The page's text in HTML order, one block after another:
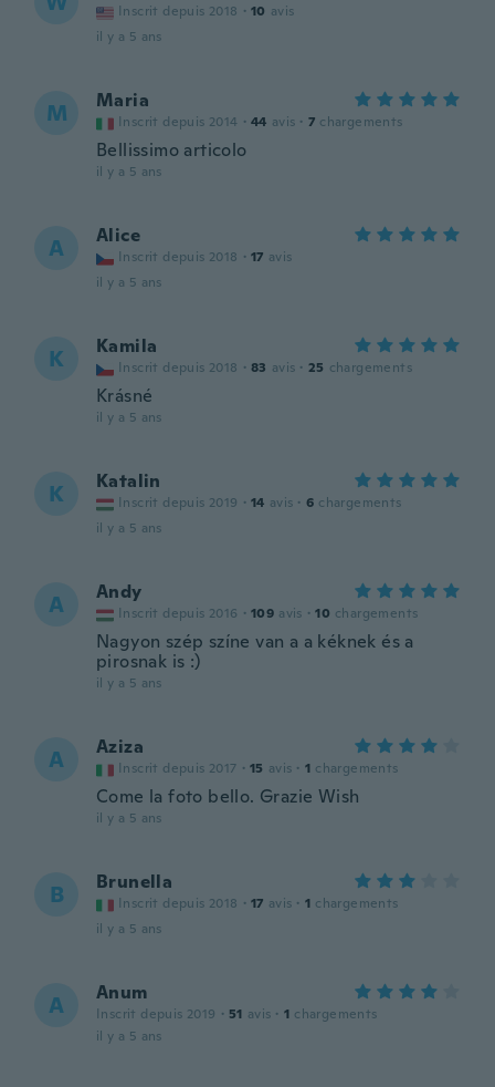
Inscrit depuis 2018 · 10 avis
il y a 5 ans
M Maria
Inscrit depuis 2014 · 44 avis · 7 chargements
Bellissimo articolo
il y a 5 ans
A Alice
Inscrit depuis 2018 · 17 avis
il y a 5 ans
K Kamila
Inscrit depuis 2018 · 83 avis · 25 chargements
Krásné
il y a 5 ans
K Katalin
Inscrit depuis 2019 · 14 avis · 6 chargements
il y a 5 ans
A Andy
Inscrit depuis 2016 · 109 avis · 10 chargements
Nagyon szép színe van a a kéknek és a
pirosnak is :)
il y a 5 ans
A Aziza
Inscrit depuis 2017 · 15 avis · 1 chargements
Come la foto bello. Grazie Wish
il y a 5 ans
B Brunella
Inscrit depuis 2018 · 17 avis · 1 chargements
il y a 5 ans
A Anum
Inscrit depuis 2019 · 51 avis · 1 chargements
il y a 5 ans